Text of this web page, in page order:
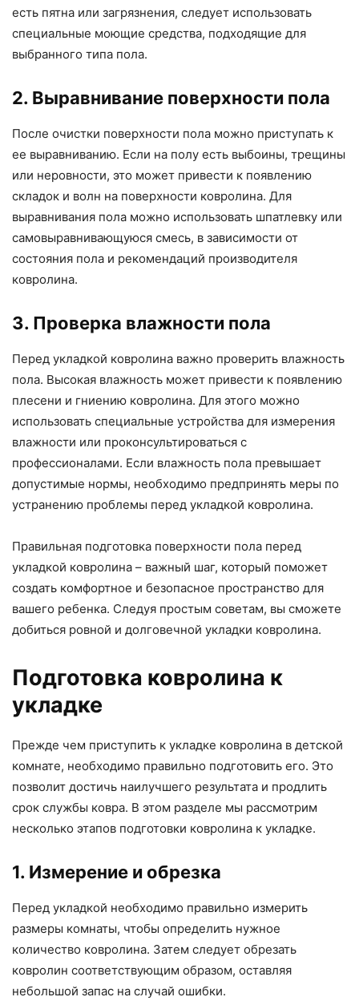
есть пятна или загрязнения, следует использовать
специальные моющие средства, подходящие для
выбранного типа пола.
2. Выравнивание поверхности пола
После очистки поверхности пола можно приступать к
ее выравниванию. Если на полу есть выбоины, трещины
или неровности, это может привести к появлению
складок и волн на поверхности ковролина. Для
выравнивания пола можно использовать шпатлевку или
самовыравнивающуюся смесь, в зависимости от
состояния пола и рекомендаций производителя
ковролина.
3. Проверка влажности пола
Перед укладкой ковролина важно проверить влажность
пола. Высокая влажность может привести к появлению
плесени и гниению ковролина. Для этого можно
использовать специальные устройства для измерения
влажности или проконсультироваться с
профессионалами. Если влажность пола превышает
допустимые нормы, необходимо предпринять меры по
устранению проблемы перед укладкой ковролина.
Правильная подготовка поверхности пола перед
укладкой ковролина – важный шаг, который поможет
создать комфортное и безопасное пространство для
вашего ребенка. Следуя простым советам, вы сможете
добиться ровной и долговечной укладки ковролина.
Подготовка ковролина к
укладке
Прежде чем приступить к укладке ковролина в детской
комнате, необходимо правильно подготовить его. Это
позволит достичь наилучшего результата и продлить
срок службы ковра. В этом разделе мы рассмотрим
несколько этапов подготовки ковролина к укладке.
1. Измерение и обрезка
Перед укладкой необходимо правильно измерить
размеры комнаты, чтобы определить нужное
количество ковролина. Затем следует обрезать
ковролин соответствующим образом, оставляя
небольшой запас на случай ошибки.